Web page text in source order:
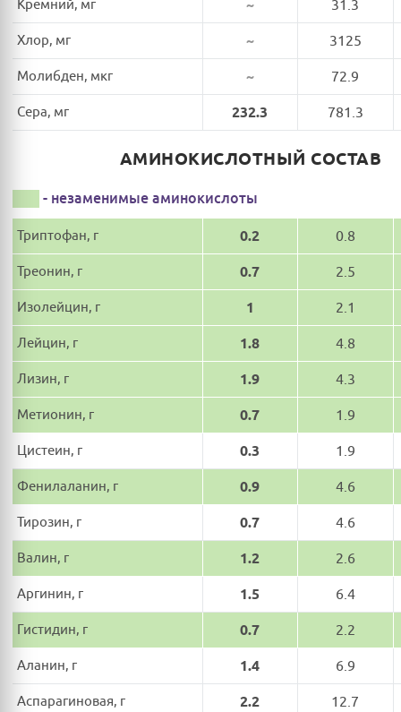
Кремний, мг ~ 31.3
Хлор, мг ~ 3125
Молибден, мкг ~ 72.9
Сера, мг 232.3 781.3
АМИНОКИСЛОТНЫЙ СОСТАВ
- незаменимые аминокислоты
Триптофан, г 0.2 0.8
Треонин, г 0.7 2.5
Изолейцин, г 1 2.1
Лейцин, г 1.8 4.8
Лизин, г 1.9 4.3
Метионин, г 0.7 1.9
Цистеин, г 0.3 1.9
Фенилаланин, г 0.9 4.6
Тирозин, г 0.7 4.6
Валин, г 1.2 2.6
Аргинин, г 1.5 6.4
Гистидин, г 0.7 2.2
Аланин, г 1.4 6.9
Аспарагиновая, г 2.2 12.7